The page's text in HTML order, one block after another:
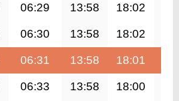
06:29 13:58 18:02
06:30 13:58 18:02
06:31 13:58 18:01
06:33 13:58 18:00